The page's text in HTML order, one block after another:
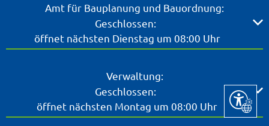
Amt für Bauplanung und Bauordnung:
Klicken, um weitere Öffnungs- oder Schließzeiten
Geschlossen:
öffnet nächsten Dienstag um 08:00 Uhr
Verwaltung:
Klicken, um weitere Öffnungs- oder Schließzeiten
Geschlossen:
öffnet nächsten Montag um 08:00 Uhr
Seite